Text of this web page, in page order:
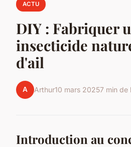
ACTU
DIY : Fabriquer
insecticide
d'ail
A Arthur10 mars 20257 min de
Introduction au